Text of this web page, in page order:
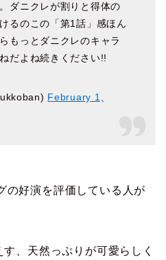
ダニクレが割りと得体の
るのこの「第1話」感ほん
もっとダニクレのキャラ
だよね続きください!!
February 1,
の好演を評価している人が
、天然っぷりが可愛らしく